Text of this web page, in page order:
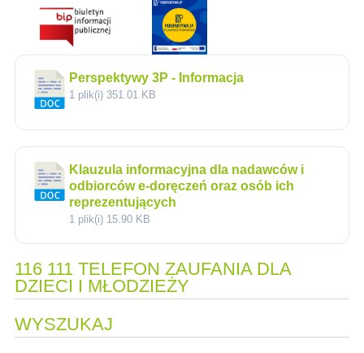
Perspektywy 3P - Informacja
1 plik(i) 351.01 KB
Klauzula informacyjna dla nadawców i
odbiorców e-doręczeń oraz osób ich
reprezentujących
1 plik(i) 15.90 KB
116 111 TELEFON ZAUFANIA DLA
DZIECI I MŁODZIEŻY
WYSZUKAJ